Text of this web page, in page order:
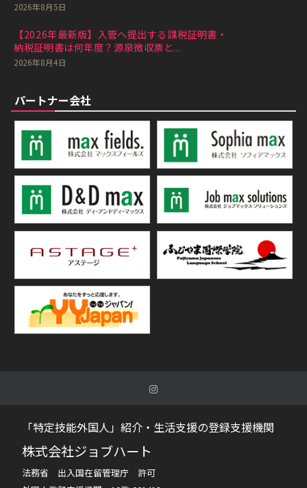
2026年8月5日
【2026年最新版】入管へ提出する課税証明書・
納税証明書は何年度？源泉徴収票と...
2026年8月4日
パートナー会社
「特定技能外国人」紹介・生活支援の登録支援機関
株式会社ジョブハート
法務省 出入国在留管理庁 許可